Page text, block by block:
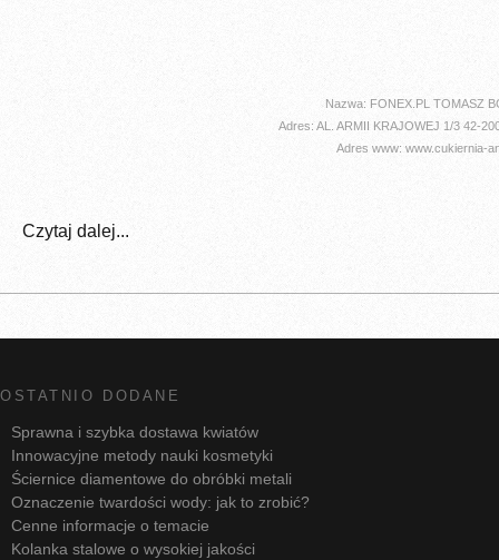
Nazwa: FONEX.PL TOMASZ
Adres: AL. ARMII KRAJOWEJ 1/3 42-
Adres www: www.cukiernia-
Czytaj dalej...
OSTATNIO DODANE
Sprawna i szybka dostawa kwiatów
Innowacyjne metody nauki kosmetyki
Ściernice diamentowe do obróbki metali
Oznaczenie twardości wody: jak to zrobić?
Cenne informacje o temacie
Kolanka stalowe o wysokiej jakości